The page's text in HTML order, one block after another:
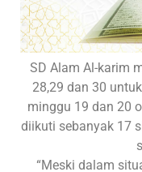
SD Alam Al-karim
28,29 dan 30
minggu 19 dan 20
diikuti sebanyak 17
“Meski dalam